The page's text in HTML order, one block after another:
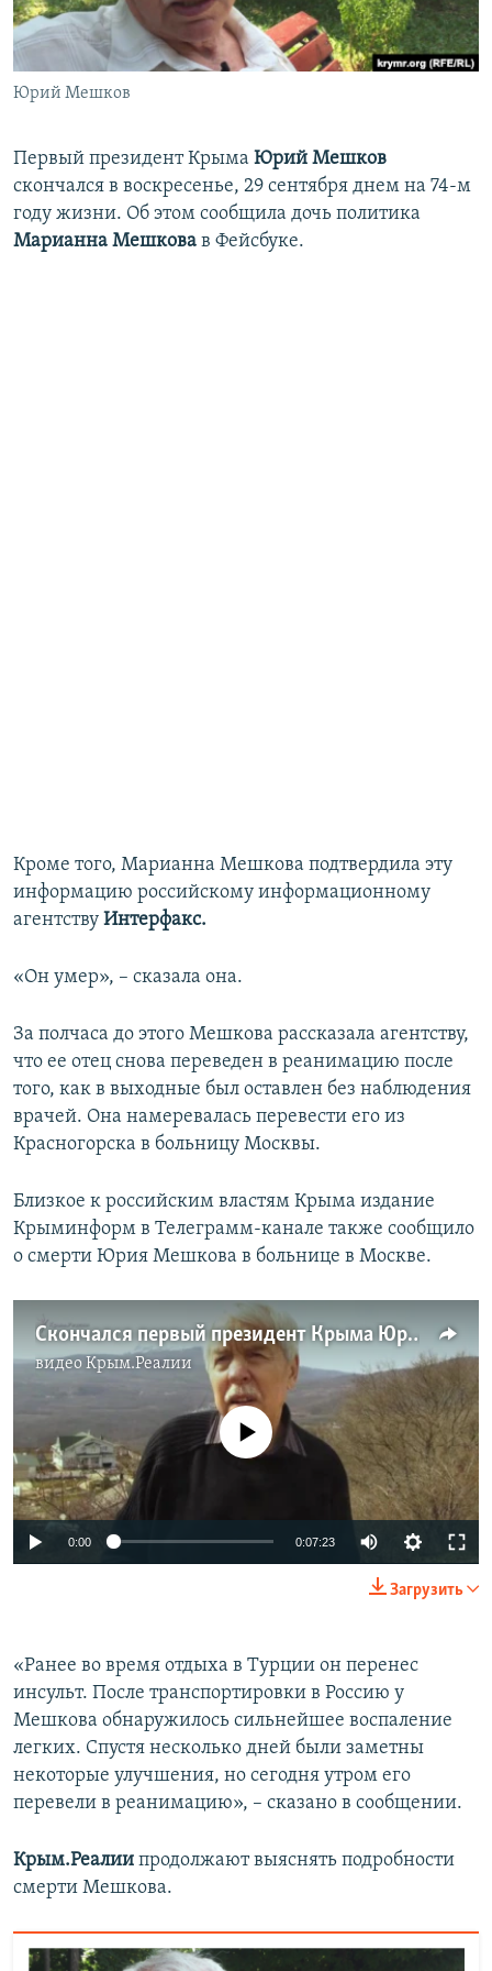
ПОБЕДИТЕЛЕЙ НЕ СУДЯТ?
КРЫМ.НЕПОКОРЕННЫЙ
ELIFBE
ПРИСОЕДИНЯЙТЕСЬ!
Все сайты RFE/RL
Юрий Мешков
Первый президент Крыма Юрий Мешков
скончался в воскресенье, 29 сентября днем на 74-м
году жизни. Об этом сообщила дочь политика
Марианна Мешкова в Фейсбуке.
Кроме того, Марианна Мешкова подтвердила эту
информацию российскому информационному
агентству Интерфакс.
«Он умер», – сказала она.
За полчаса до этого Мешкова рассказала агентству,
что ее отец снова переведен в реанимацию после
того, как в выходные был оставлен без наблюдения
врачей. Она намеревалась перевести его из
Красногорска в больницу Москвы.
Близкое к российским властям Крыма издание
Крыминформ в Телеграмм-канале также сообщило
о смерти Юрия Мешкова в больнице в Москве.
Скончался первый президент Крыма Юрий Мешков (видео)
видео Крым.Реалии
No media source currently available
0:00 0:07:23
Загрузить
«Ранее во время отдыха в Турции он перенес
инсульт. После транспортировки в Россию у
Мешкова обнаружилось сильнейшее воспаление
легких. Спустя несколько дней были заметны
некоторые улучшения, но сегодня утром его
перевели в реанимацию», – сказано в сообщении.
Крым.Реалии продолжают выяснять подробности
смерти Мешкова.